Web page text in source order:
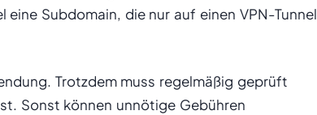
Subdomain, die nur auf einen VPN-Tunnel
Trotzdem muss regelmäßig geprüft
Sonst können unnötige Gebühren